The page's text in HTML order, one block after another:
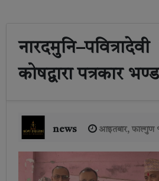
कोषद्वारा पत्रकार
news आइतबार, फाल्गुण